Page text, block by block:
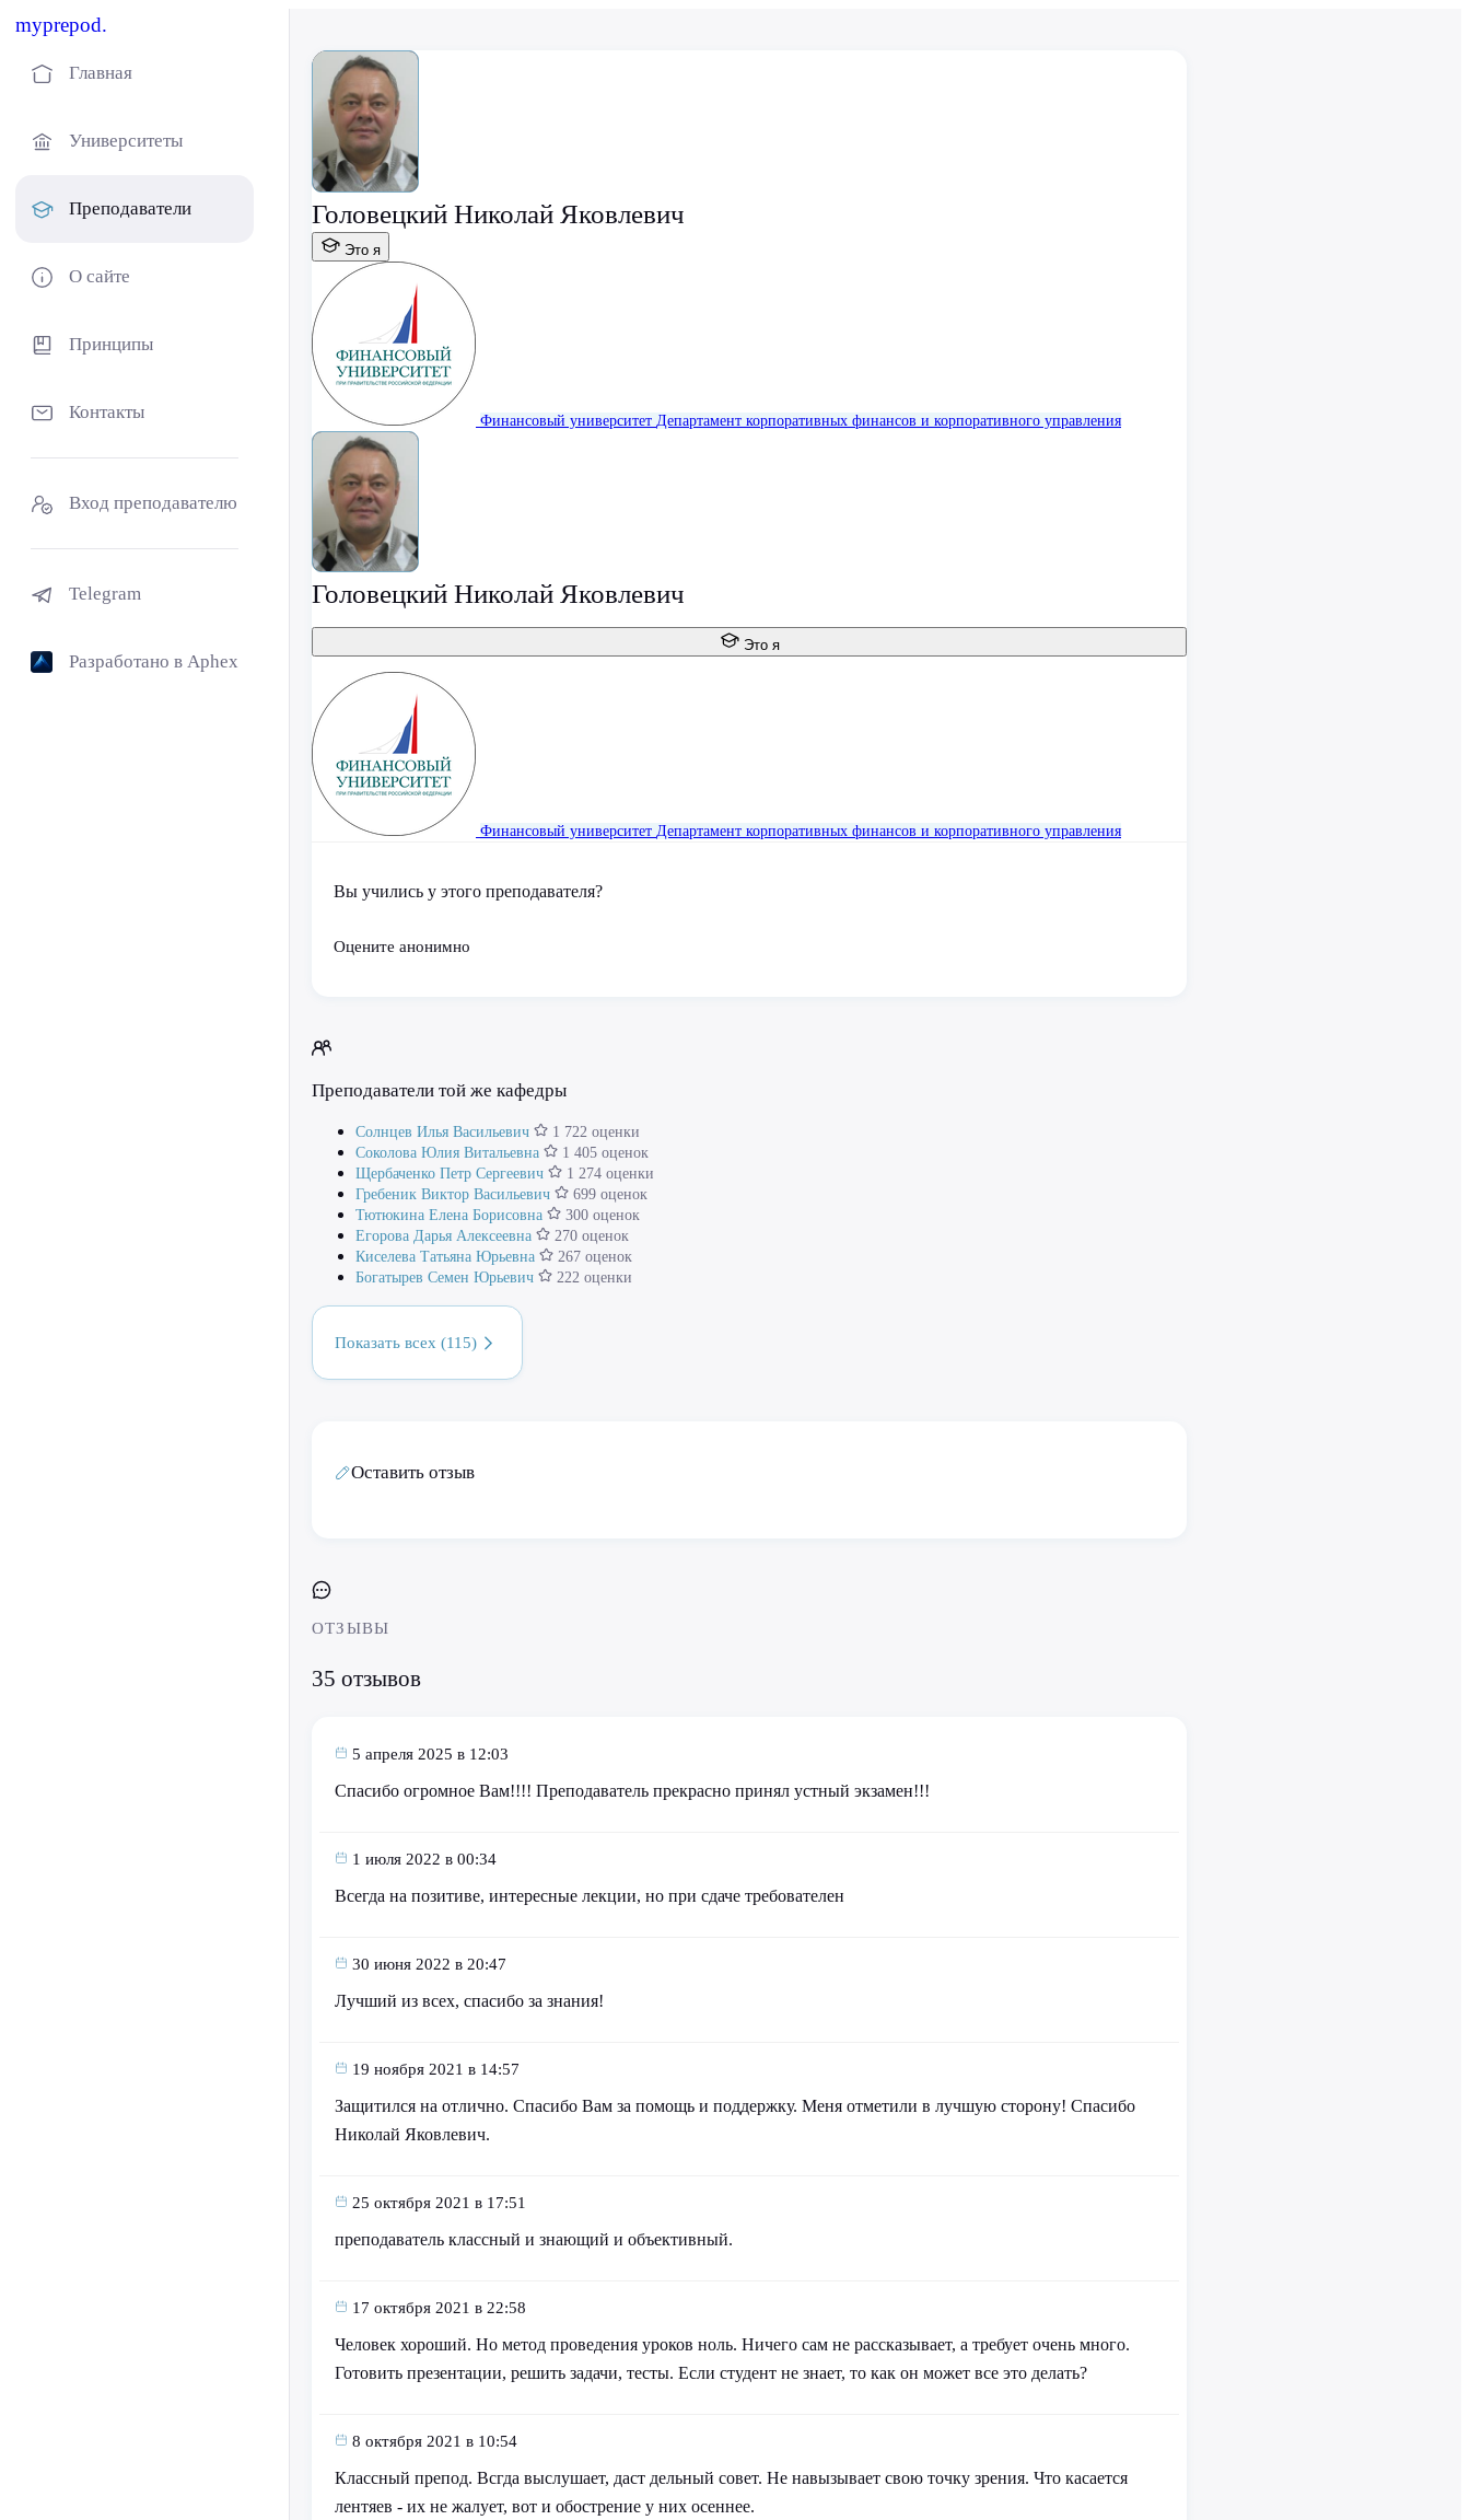
myprepod.
Главная
Университеты
Преподаватели
О сайте
Принципы
Контакты
Вход преподавателю
Telegram
Разработано в Aphex
Головецкий Николай Яковлевич
Это я
Финансовый университет Департамент корпоративных финансов и корпоративного управления
Головецкий Николай Яковлевич
Это я
Финансовый университет Департамент корпоративных финансов и корпоративного управления
Вы учились у этого преподавателя?
Оцените анонимно
Преподаватели той же кафедры
Солнцев Илья Васильевич
1 722 оценки
Соколова Юлия Витальевна
1 405 оценок
Щербаченко Петр Сергеевич
1 274 оценки
Гребеник Виктор Васильевич
699 оценок
Тютюкина Елена Борисовна
300 оценок
Егорова Дарья Алексеевна
270 оценок
Киселева Татьяна Юрьевна
267 оценок
Богатырев Семен Юрьевич
222 оценки
Показать всех (115)
Оставить отзыв
ОТЗЫВЫ
35 отзывов
5 апреля 2025 в 12:03
Спасибо огромное Вам!!!! Преподаватель прекрасно принял устный экзамен!!!
1 июля 2022 в 00:34
Всегда на позитиве, интересные лекции, но при сдаче требователен
30 июня 2022 в 20:47
Лучший из всех, спасибо за знания!
19 ноября 2021 в 14:57
Защитился на отлично. Спасибо Вам за помощь и поддержку. Меня отметили в лучшую сторону! Спасибо
Николай Яковлевич.
25 октября 2021 в 17:51
преподаватель классный и знающий и объективный.
17 октября 2021 в 22:58
Человек хороший. Но метод проведения уроков ноль. Ничего сам не рассказывает, а требует очень много.
Готовить презентации, решить задачи, тесты. Если студент не знает, то как он может все это делать?
8 октября 2021 в 10:54
Классный препод. Всгда выслушает, даст дельный совет. Не навызывает свою точку зрения. Что касается
лентяев - их не жалует, вот и обострение у них осеннее.